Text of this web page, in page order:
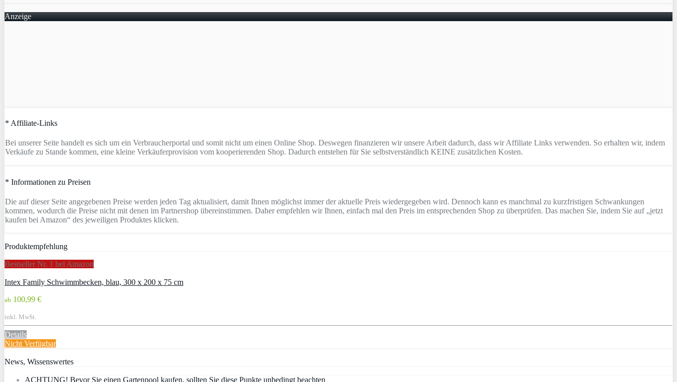
Anzeige
* Affiliate-Links
Bei unserer Seite handelt es sich um ein Verbraucherportal und somit nicht um einen Online Shop. Deswegen finanzieren wir unsere Arbeit dadurch, dass wir Affiliate Links verwenden. So erhalten wir, indem
Verkäufe zu Stande kommen, eine kleine Verkäuferprovision vom kooperierenden Shop. Dadurch entstehen für Sie selbstverständlich KEINE zusätzlichen Kosten.
* Informationen zu Preisen
Die auf dieser Seite angegebenen Preise werden jeden Tag aktualisiert, damit Ihnen möglichst immer der aktuelle Preis wiedergegeben wird. Dennoch kann es manchmal zu kurzfristigen Schwankungen
kommen, wodurch die Preise nicht mit denen im Partnershop übereinstimmen. Daher empfehlen wir Ihnen, einfach mal den Preis im entsprechenden Shop zu überprüfen. Das machen Sie, indem Sie auf „jetzt
kaufen bei Amazon“ des jeweiligen Produktes klicken.
Produktempfehlung
Bestseller Nr. 1 bei Amazon
Intex Family Schwimmbecken, blau, 300 x 200 x 75 cm
ab 100,99 €
inkl. MwSt.
Details
Nicht Verfügbar
News, Wissenswertes
ACHTUNG! Bevor Sie einen Gartenpool kaufen, sollten Sie diese Punkte unbedingt beachten